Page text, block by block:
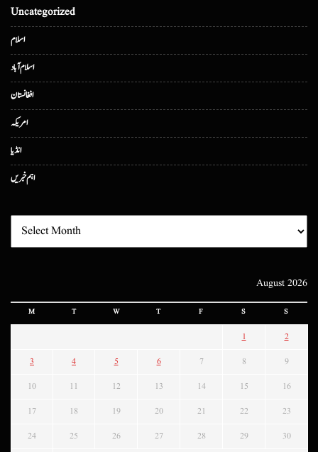
Uncategorized
اسلام
اسلام آباد
افغانستان
امریکہ
انڈیا
اہم خبریں
August 2026
M T W T F S S
1 2
3 4 5 6 7 8 9
10 11 12 13 14 15 16
17 18 19 20 21 22 23
24 25 26 27 28 29 30